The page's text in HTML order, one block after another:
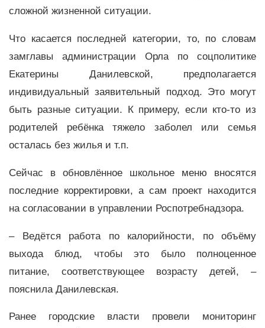
сложной жизненной ситуации.
Что касается последней категории, то, по словам
замглавы администрации Орла по соцполитике
Екатерины Данилевской, предполагается
индивидуальный заявительный подход. Это могут
быть разные ситуации. К примеру, если кто-то из
родителей ребёнка тяжело заболел или семья
осталась без жилья и т.п.
Сейчас в обновлённое школьное меню вносятся
последние корректировки, а сам проект находится
на согласовании в управлении Роспотребнадзора.
– Ведётся работа по калорийности, по объёму
выхода блюд, чтобы это было полноценное
питание, соответствующее возрасту детей, –
пояснила Данилевская.
Ранее городские власти провели мониторинг